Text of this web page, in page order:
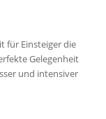
für Einsteiger die
Gelegenheit
und intensiver